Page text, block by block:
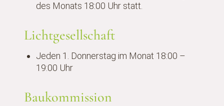
des Monats 18:00 Uhr statt.
Lichtgesellschaft
Jeden 1. Donnerstag im Monat 18:00 –
19:00 Uhr
Baukommission